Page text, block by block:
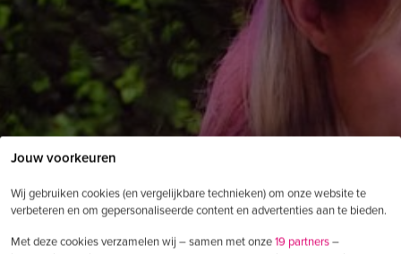
Jouw voorkeuren
Wij gebruiken cookies (en vergelijkbare technieken) om onze website te
verbeteren en om gepersonaliseerde content en advertenties aan te bieden.
Met deze cookies verzamelen wij – samen met onze19 partners–